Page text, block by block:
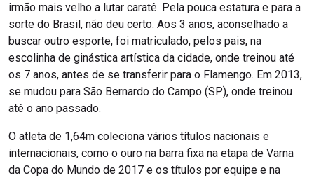
irmão mais velho a lutar caratê. Pela pouca estatura e para a
sorte do Brasil, não deu certo. Aos 3 anos, aconselhado a
buscar outro esporte, foi matriculado, pelos pais, na
escolinha de ginástica artística da cidade, onde treinou até
os 7 anos, antes de se transferir para o Flamengo. Em 2013,
se mudou para São Bernardo do Campo (SP), onde treinou
até o ano passado.
O atleta de 1,64m coleciona vários títulos nacionais e
internacionais, como o ouro na barra fixa na etapa de Varna
da Copa do Mundo de 2017 e os títulos por equipe e na